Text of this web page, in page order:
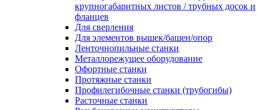
крупногабаритных листов / трубных досок и
фланцев
Для сверления
Для элементов вышек/башен/опор
Ленточнопильные станки
Металлорежущее оборудование
Офортные станки
Протяжные станки
Профилегибочные станки (трубогибы)
Расточные станки